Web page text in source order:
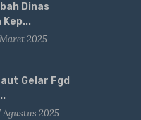
Dinas
2025
Gelar Fgd
Agustus 2025